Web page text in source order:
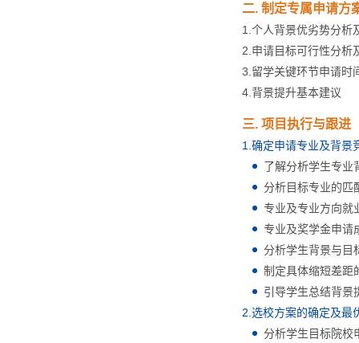
二. 制定专属申请方
1.个人背景优劣势分析
2.申请目标可行性分析
3.留学关键环节申请时
4.背景提升基本建议
三. 项目执行与跟进
1.确定申请专业及背景
了解分析学生专业
分析目标专业的匹
专业及专业方向就
专业及奖学金申请
分析学生背景与目
制定具体缩短差距
引导学生总结背景
2.选校方案的确定及最
分析学生目标院校